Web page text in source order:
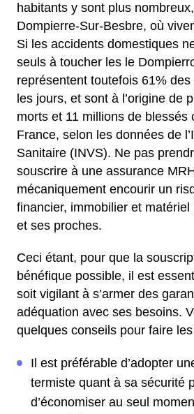
habitants y sont plus
Dompierre-Sur-Besbre, où
Si les accidents domestiques
seuls à toucher les le
représentent toutefois 61%
les jours, et sont à l’origine de
morts et 11 millions de blessés
France, selon les données de
Sanitaire (INVS). Ne pas
souscrire à une assurance
mécaniquement encourir un
financier, immobilier et
et ses proches.
Ceci étant, pour que la
bénéfique possible, il est
soit vigilant à s’armer des
adéquation avec ses besoins.
quelques conseils pour faire
Il est préférable d’adopter
termiste quant à sa sécurité
d’économiser au seul